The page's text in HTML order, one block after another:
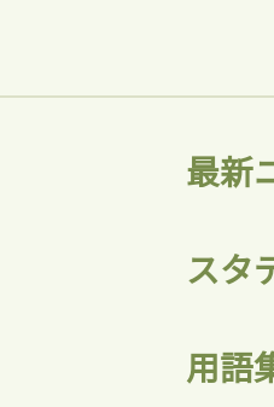
最新
スタ
用語